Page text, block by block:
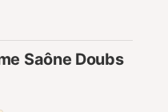
r
Saône Doubs